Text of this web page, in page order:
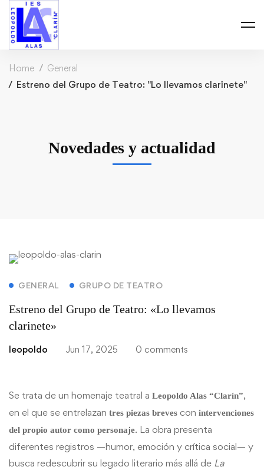
Home
General
Estreno del Grupo de Teatro: "Lo llevamos clarinete"
Novedades y actualidad
GENERAL GRUPO DE TEATRO
Estreno del Grupo de Teatro: «Lo llevamos
clarinete»
leopoldo Jun 17, 2025 0 comments
Se trata de un homenaje teatral a Leopoldo Alas “Clarín”,
en el que se entrelazan tres piezas breves con intervenciones
del propio autor como personaje. La obra presenta
diferentes registros —humor, emoción y crítica social— y
busca redescubrir su legado literario más allá de La